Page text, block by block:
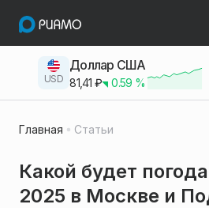
USD
Доллар США
81,41 ₽ 0.59 %
Главная Статьи
Какой будет
2025 в Москве и